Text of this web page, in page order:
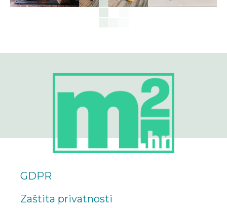
GDPR
Zaštita privatnosti